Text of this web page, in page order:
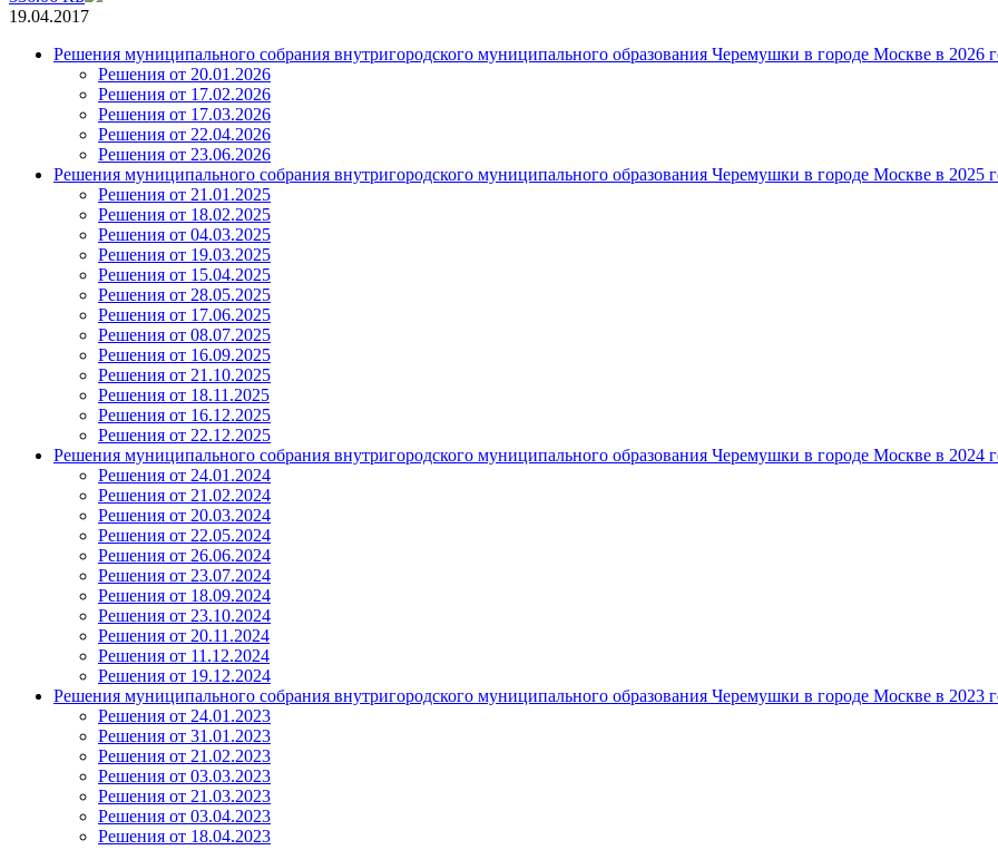
19.04.2017
Решения муниципального собрания внутригородского муниципального образования Черемушки в городе Москве в 2026
Решения от 20.01.2026
Решения от 17.02.2026
Решения от 17.03.2026
Решения от 22.04.2026
Решения от 23.06.2026
Решения муниципального собрания внутригородского муниципального образования Черемушки в городе Москве в 2025
Решения от 21.01.2025
Решения от 18.02.2025
Решения от 04.03.2025
Решения от 19.03.2025
Решения от 15.04.2025
Решения от 28.05.2025
Решения от 17.06.2025
Решения от 08.07.2025
Решения от 16.09.2025
Решения от 21.10.2025
Решения от 18.11.2025
Решения от 16.12.2025
Решения от 22.12.2025
Решения муниципального собрания внутригородского муниципального образования Черемушки в городе Москве в 2024
Решения от 24.01.2024
Решения от 21.02.2024
Решения от 20.03.2024
Решения от 22.05.2024
Решения от 26.06.2024
Решения от 23.07.2024
Решения от 18.09.2024
Решения от 23.10.2024
Решения от 20.11.2024
Решения от 11.12.2024
Решения от 19.12.2024
Решения муниципального собрания внутригородского муниципального образования Черемушки в городе Москве в 2023
Решения от 24.01.2023
Решения от 31.01.2023
Решения от 21.02.2023
Решения от 03.03.2023
Решения от 21.03.2023
Решения от 03.04.2023
Решения от 18.04.2023